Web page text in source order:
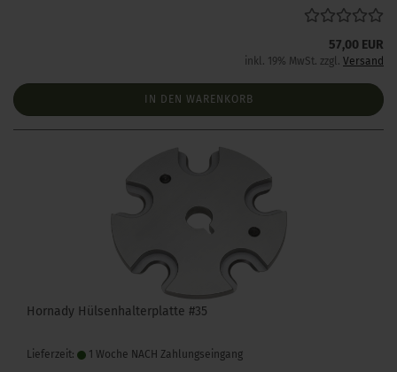
57,00 EUR
inkl. 19% MwSt. zzgl. Versand
IN DEN WARENKORB
Hornady Hülsenhalterplatte #35
Lieferzeit: 1 Woche NACH Zahlungseingang